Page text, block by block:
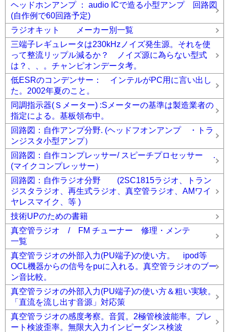
ヘッドホンアンプ ： audio ICで造る小型アンプ 回路図
(自作例で60回路予定)
ラジオキット メーカー別一覧
三端子レギュレータは230kHzノイズ発生源。それを使
って整流リップル減るか？ ノイズ源に為らない型式
は？、、。チャンピオンデータ考。
低ESRのコンデンサー： インテルがPC用に言い出し
た。2002年夏のこと。
同調指示器(Ｓメーター) :Sメーターの基準は製造業者の
指定による。基板領布中。
回路図：自作アンプ分野. (ヘッドフオンアンプ ・トラ
ンジスタ小型アンプ）
回路図：自作コンプレッサー/ スピーチプロセッサー .
(マイクコンプレッサー）
回路図：自作ラジオ分野 (2SC1815ラジオ、トラン
ジスタラジオ、再生式ラジオ、真空管ラジオ、AMワイ
ヤレスマイク、等 )
技術UPのための書籍
真空管ラジオ / FM チューナー 修理・メンテ
一覧
真空管ラジオの外部入力(PU端子)の使い方。 ipod等
OCL機器からの信号をpuに入れる。真空管ラジオのブー
ン音比較。
真空管ラジオの外部入力(PU端子)の使い方＆粗い実験。
「直流を流し出す音源」対応策
真空管ラジオの感度考察。音質。2極管検波能率。プレ
ート検波歪率。無限大入力インピーダンス検波